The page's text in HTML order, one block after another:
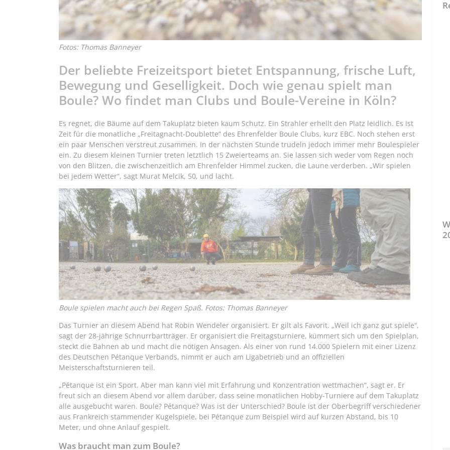
Fotos: Thomas Banneyer
Der beliebte Freizeitsport bietet Entspannung, frische Luft,
Bewegung und Geselligkeit. Doch wie genau spielt man
Boule? Wo findet man Clubs und Boule-Vereine in Köln?
Es regnet, die Bäume auf dem Takuplatz bieten kaum Schutz. Ein Strahler erhellt den Platz leidlich. Es ist
Zeit für die monatliche „Freitagnacht-Doublette“ des Ehrenfelder Boule Clubs, kurz EBC. Noch stehen erst
ein paar Menschen verstreut zusammen. In der nächsten Stunde trudeln jedoch immer mehr Boulespieler
ein. Zu diesem kleinen Turnier treten letztlich 15 Zweierteams an. Sie lassen sich weder vom Regen noch
von den Blitzen, die zwischenzeitlich am Ehrenfelder Himmel zucken, die Laune verderben. „Wir spielen
bei jedem Wetter“, sagt Murat Melcik, 50, und lacht.
Boule spielen macht auch bei Regen Spaß. Fotos: Thomas Banneyer
Das Turnier an diesem Abend hat Robin Wendeler organisiert. Er gilt als Favorit. „Weil ich ganz gut spiele“,
sagt der 28-jährige Schnurrbartträger. Er organisiert die Freitagsturniere, kümmert sich um den Spielplan,
steckt die Bahnen ab und macht die nötigen Ansagen. Als einer von rund 14.000 Spielern mit einer Lizenz
des Deutschen Pétanque Verbands, nimmt er auch am Ligabetrieb und an offiziellen
Meisterschaftsturnieren teil.
„Pétanque ist ein Sport. Aber man kann viel mit Erfahrung und Konzentration wettmachen“, sagt er. Er
freut sich an diesem Abend vor allem darüber, dass seine monatlichen Hobby-Turniere auf dem Takuplatz
alle ausgebucht waren. Boule? Pétanque? Was ist der Unterschied? Boule ist der Oberbegriff verschiedener
aus Frankreich stammender Kugelspiele, bei Pétanque zum Beispiel wird auf kurzen Abstand, bis 10
Meter, und ohne Anlauf gespielt.
Was braucht man zum Boule?